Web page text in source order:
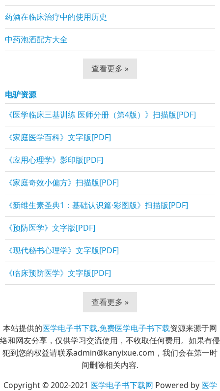
药酒在临床治疗中的使用历史
中药泡酒配方大全
查看更多 »
电驴资源
《医学临床三基训练 医师分册（第4版）》扫描版[PDF]
《家庭医学百科》文字版[PDF]
《应用心理学》影印版[PDF]
《家庭奇效小偏方》扫描版[PDF]
《新维生素圣典1：基础认识篇·彩图版》扫描版[PDF]
《预防医学》文字版[PDF]
《现代秘书心理学》文字版[PDF]
《临床预防医学》文字版[PDF]
查看更多 »
本站提供的医学电子书下载,免费医学电子书下载资源来源于网
络和网友分享，仅供学习交流使用，不收取任何费用。如果有侵
犯到您的权益请联系admin@kanyixue.com，我们会在第一时
间删除相关内容.
Copyright © 2002-2021 医学电子书下载网 Powered by 医学